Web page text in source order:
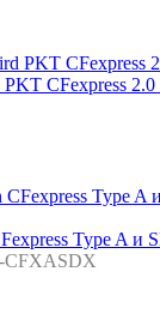
CFexpress 2.0
Type A и
CFXASDX